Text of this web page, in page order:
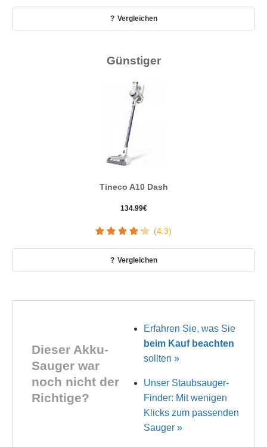
Vergleichen
Günstiger
Tineco A10 Dash
134.99€
(4.3)
Vergleichen
Dieser Akku-
Sauger war
noch nicht der
Richtige?
Erfahren Sie, was Sie
beim Kauf beachten
sollten »
Unser Staubsauger-
Finder: Mit wenigen
Klicks zum passenden
Sauger »